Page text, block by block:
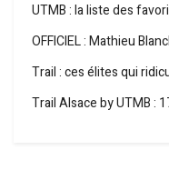
UTMB : la liste des
OFFICIEL : Mathieu
Trail : ces élites qui
Trail Alsace by UTMB :